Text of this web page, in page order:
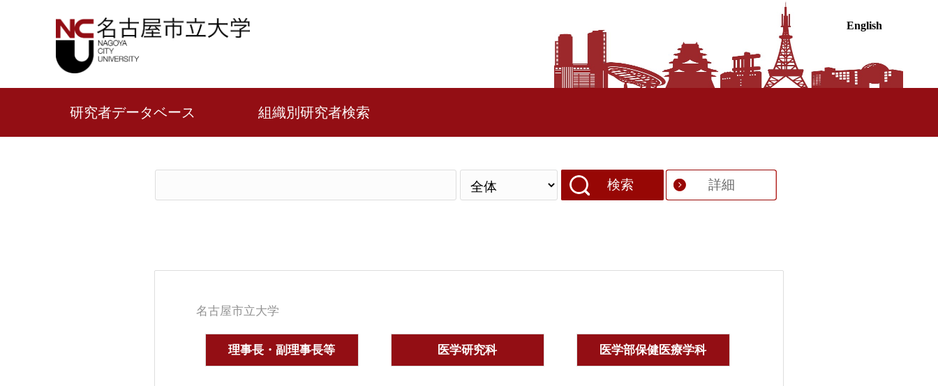
English
研究者データベース 組織別研究者検索
検索 詳細
名古屋市立大学
理事長・副理事長等 医学研究科 医学部保健医療学科